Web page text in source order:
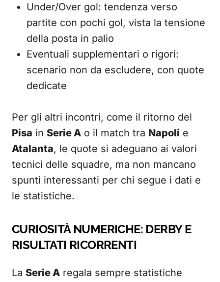
Under/Over gol: tendenza verso
partite con pochi gol, vista la tensione
della posta in palio
Eventuali supplementari o rigori:
scenario non da escludere, con quote
dedicate
Per gli altri incontri, come il ritorno del
Pisa in Serie A o il match tra Napoli e
Atalanta, le quote si adeguano ai valori
tecnici delle squadre, ma non mancano
spunti interessanti per chi segue i dati e
le statistiche.
CURIOSITÀ NUMERICHE: DERBY E
RISULTATI RICORRENTI
La Serie A regala sempre statistiche